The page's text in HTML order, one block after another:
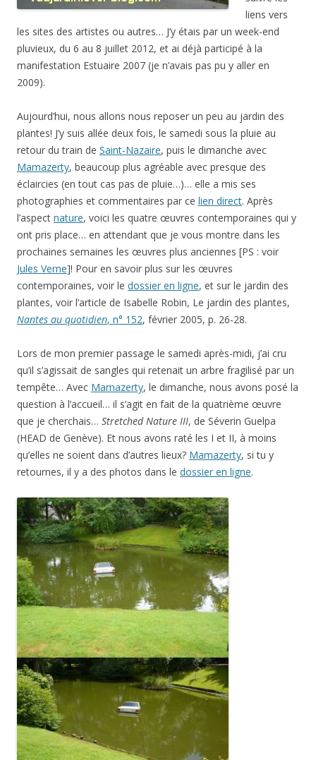
liens vers
les sites des artistes ou autres… J’y étais par un week-end
pluvieux, du 6 au 8 juillet 2012, et ai déjà participé à la
manifestation Estuaire 2007 (je n’avais pas pu y aller en
2009).
Aujourd’hui, nous allons nous reposer un peu au jardin des
plantes! J’y suis allée deux fois, le samedi sous la pluie au
retour du train de Saint-Nazaire, puis le dimanche avec
Mamazerty, beaucoup plus agréable avec presque des
éclaircies (en tout cas pas de pluie…)… elle a mis ses
photographies et commentaires par ce lien direct. Après
l’aspect nature, voici les quatre œuvres contemporaines qui y
ont pris place… en attendant que je vous montre dans les
prochaines semaines les œuvres plus anciennes [PS : voir
Jules Verne]! Pour en savoir plus sur les œuvres
contemporaines, voir le dossier en ligne, et sur le jardin des
plantes, voir l’article de Isabelle Robin, Le jardin des plantes,
Nantes au quotidien, n° 152, février 2005, p. 26-28.
Lors de mon premier passage le samedi après-midi, j’ai cru
qu’il s’agissait de sangles qui retenait un arbre fragilisé par un
tempête… Avec Mamazerty, le dimanche, nous avons posé la
question à l’accueil… il s’agit en fait de la quatrième œuvre
que je cherchais… Stretched Nature III, de Séverin Guelpa
(HEAD de Genève). Et nous avons raté les I et II, à moins
qu’elles ne soient dans d’autres lieux? Mamazerty, si tu y
retournes, il y a des photos dans le dossier en ligne.